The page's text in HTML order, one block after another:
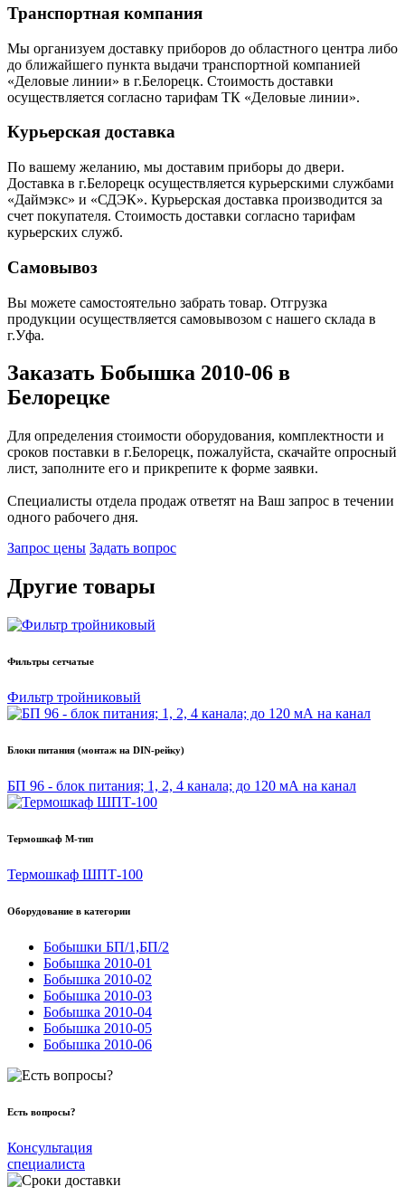
Транспортная компания
Мы организуем доставку приборов до областного центра либо
до ближайшего пункта выдачи транспортной компанией
«Деловые линии» в г.Белорецк. Стоимость доставки
осуществляется согласно тарифам ТК «Деловые линии».
Курьерская доставка
По вашему желанию, мы доставим приборы до двери.
Доставка в г.Белорецк осуществляется курьерскими службами
«Даймэкс» и «СДЭК». Курьерская доставка производится за
счет покупателя. Стоимость доставки согласно тарифам
курьерских служб.
Самовывоз
Вы можете самостоятельно забрать товар. Отгрузка
продукции осуществляется самовывозом с нашего склада в
г.Уфа.
Заказать Бобышка 2010-06 в
Белорецке
Для определения стоимости оборудования, комплектности и
сроков поставки в г.Белорецк, пожалуйста, скачайте опросный
лист, заполните его и прикрепите к форме заявки.
Специалисты отдела продаж ответят на Ваш запрос в течении
одного рабочего дня.
Запрос цены Задать вопрос
Другие товары
Фильтры сетчатые
Фильтр тройниковый
Блоки питания (монтаж на DIN-рейку)
БП 96 - блок питания; 1, 2, 4 канала; до 120 мА на канал
Термошкаф М-тип
Термошкаф ШПТ-100
Оборудование в категории
Бобышки БП/1,БП/2
Бобышка 2010-01
Бобышка 2010-02
Бобышка 2010-03
Бобышка 2010-04
Бобышка 2010-05
Бобышка 2010-06
Есть вопросы?
Консультация
специалиста